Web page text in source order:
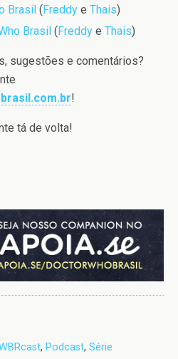
Brasil (Freddy eThais)
Brasil ( Freddy eThais)
sugestões e comentários?
!
tá de volta!
, Podcast, Série